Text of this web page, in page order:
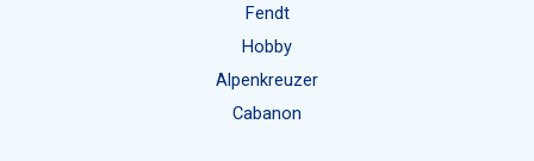
Fendt
Hobby
Alpenkreuzer
Cabanon